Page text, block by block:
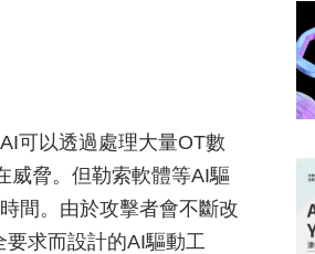
可以透過處理大量OT數
威脅。但勒索軟體等AI驅
間。由於攻擊者會不斷改
求而設計的AI驅動工